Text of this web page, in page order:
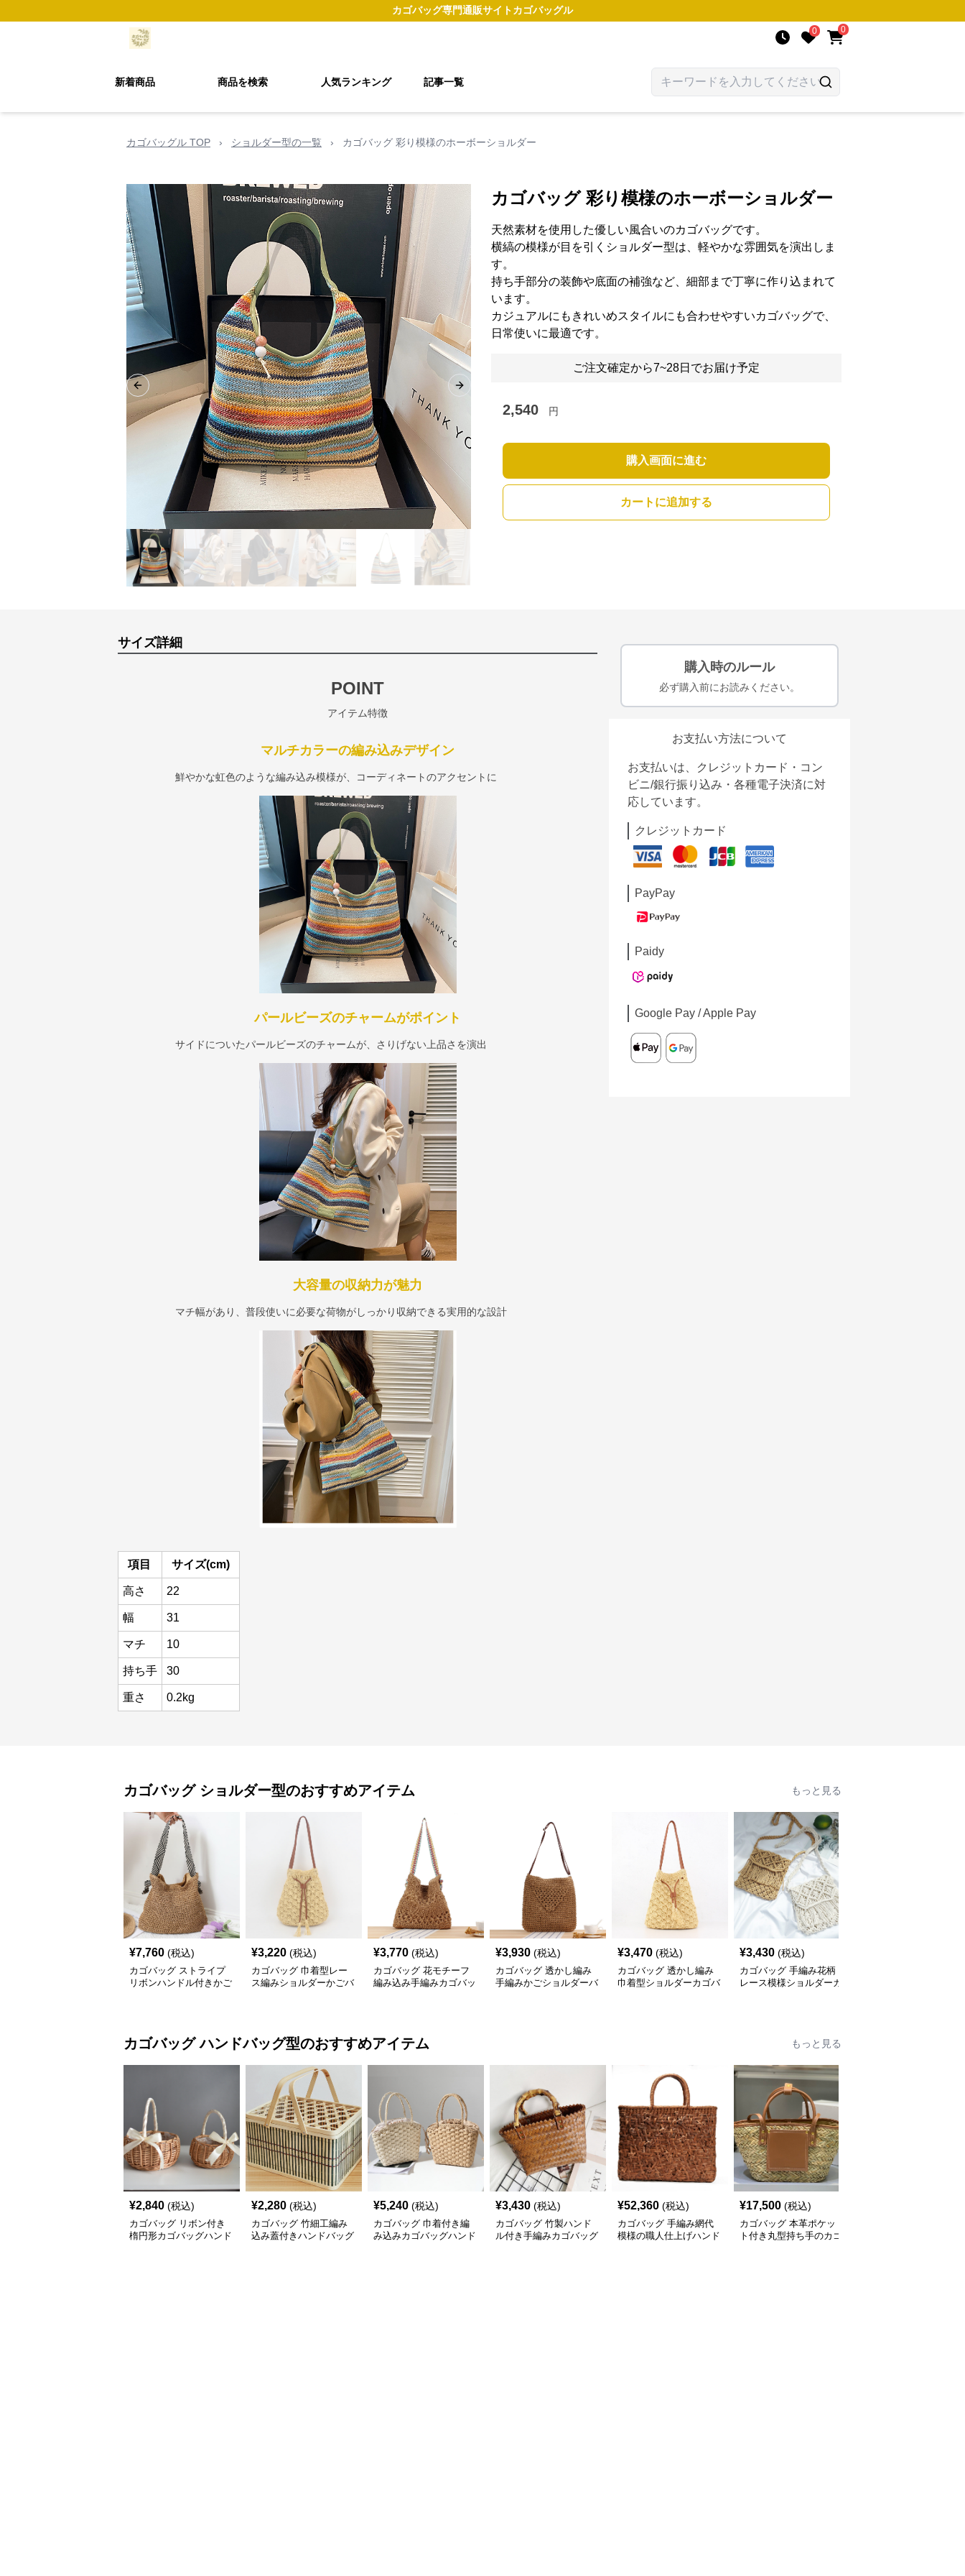
カゴバッグ専門通販サイトカゴバッグル
0 0
新着商品 商品を検索 人気ランキング 記事一覧
カゴバッグル TOP › ショルダー型の一覧 › カゴバッグ 彩り模様のホーボーショルダー
Previous slide Next slide
カゴバッグ 彩り模様のホーボーショルダー
天然素材を使用した優しい風合いのカゴバッグです。
横縞の模様が目を引くショルダー型は、軽やかな雰囲気を演出しま
す。
持ち手部分の装飾や底面の補強など、細部まで丁寧に作り込まれて
います。
カジュアルにもきれいめスタイルにも合わせやすいカゴバッグで、
日常使いに最適です。
ご注文確定から7~28日でお届け予定
2,540 円
購入画面に進む
カートに追加する
サイズ詳細
POINT
アイテム特徴
マルチカラーの編み込みデザイン
鮮やかな虹色のような編み込み模様が、コーディネートのアクセントに
パールビーズのチャームがポイント
サイドについたパールビーズのチャームが、さりげない上品さを演出
大容量の収納力が魅力
マチ幅があり、普段使いに必要な荷物がしっかり収納できる実用的な設計
項目 サイズ(cm)
高さ 22
幅 31
マチ 10
持ち手 30
重さ 0.2kg
購入時のルール
必ず購入前にお読みください。
お支払い方法について
お支払いは、クレジットカード・コン
ビニ/銀行振り込み・各種電子決済に対
応しています。
クレジットカード
PayPay
Paidy
Google Pay / Apple Pay
カゴバッグ ショルダー型のおすすめアイテム もっと見る
¥7,760 (税込)
カゴバッグ ストライプ
リボンハンドル付きかご
¥3,220 (税込)
カゴバッグ 巾着型レー
ス編みショルダーかごバ
¥3,770 (税込)
カゴバッグ 花モチーフ
編み込み手編みカゴバッ
¥3,930 (税込)
カゴバッグ 透かし編み
手編みかごショルダーバ
¥3,470 (税込)
カゴバッグ 透かし編み
巾着型ショルダーカゴバ
¥3,430 (税込)
カゴバッグ 手編み花柄
レース模様ショルダーカ
カゴバッグ ハンドバッグ型のおすすめアイテム もっと見る
¥2,840 (税込)
カゴバッグ リボン付き
楕円形カゴバッグハンド
¥2,280 (税込)
カゴバッグ 竹細工編み
込み蓋付きハンドバッグ
¥5,240 (税込)
カゴバッグ 巾着付き編
み込みカゴバッグハンド
¥3,430 (税込)
カゴバッグ 竹製ハンド
ル付き手編みカゴバッグ
¥52,360 (税込)
カゴバッグ 手編み網代
模様の職人仕上げハンド
¥17,500 (税込)
カゴバッグ 本革ポケッ
ト付き丸型持ち手のカゴ